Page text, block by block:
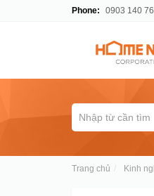
Phone: 0903 140
Trang chủ Kinh